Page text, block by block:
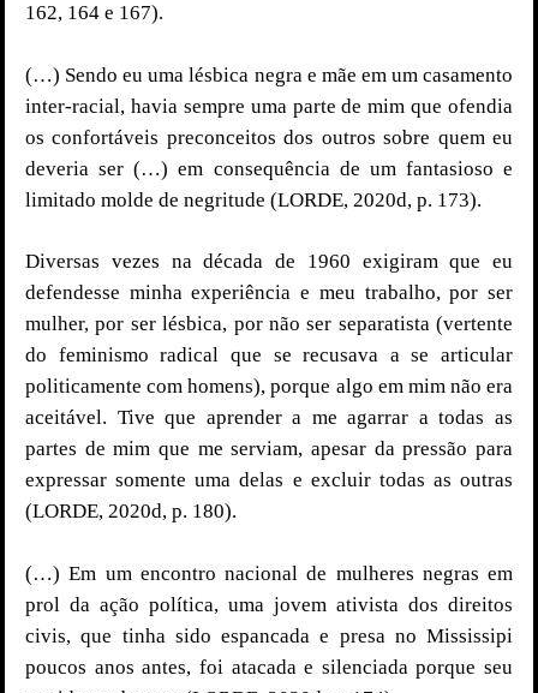
162, 164 e 167).
(…) Sendo eu uma lésbica negra e mãe em um casamento
inter-racial, havia sempre uma parte de mim que ofendia
os confortáveis preconceitos dos outros sobre quem eu
deveria ser (…) em consequência de um fantasioso e
limitado molde de negritude (LORDE, 2020d, p. 173).
Diversas vezes na década de 1960 exigiram que eu
defendesse minha experiência e meu trabalho, por ser
mulher, por ser lésbica, por não ser separatista (vertente
do feminismo radical que se recusava a se articular
politicamente com homens), porque algo em mim não era
aceitável. Tive que aprender a me agarrar a todas as
partes de mim que me serviam, apesar da pressão para
expressar somente uma delas e excluir todas as outras
(LORDE, 2020d, p. 180).
(…) Em um encontro nacional de mulheres negras em
prol da ação política, uma jovem ativista dos direitos
civis, que tinha sido espancada e presa no Mississipi
poucos anos antes, foi atacada e silenciada porque seu